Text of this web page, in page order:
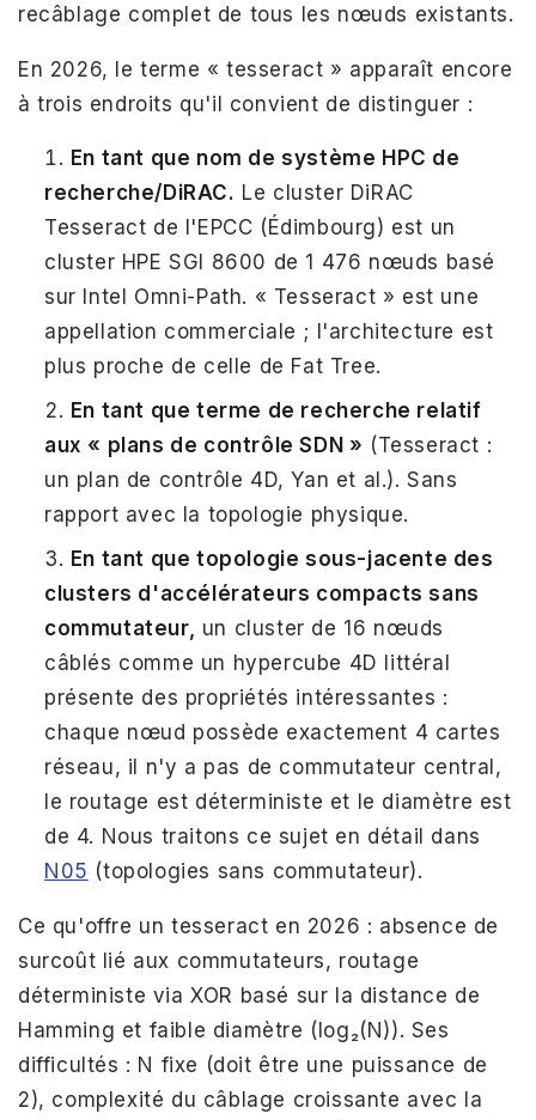
recâblage complet de tous les nœuds existants.
En 2026, le terme « tesseract » apparaît encore
à trois endroits qu'il convient de distinguer :
En tant que nom de système HPC de
recherche/DiRAC. Le cluster DiRAC
Tesseract de l'EPCC (Édimbourg) est un
cluster HPE SGI 8600 de 1 476 nœuds basé
sur Intel Omni-Path. « Tesseract » est une
appellation commerciale ; l'architecture est
plus proche de celle de Fat Tree.
En tant que terme de recherche relatif
aux « plans de contrôle SDN » (Tesseract :
un plan de contrôle 4D, Yan et al.). Sans
rapport avec la topologie physique.
En tant que topologie sous-jacente des
clusters d'accélérateurs compacts sans
commutateur, un cluster de 16 nœuds
câblés comme un hypercube 4D littéral
présente des propriétés intéressantes :
chaque nœud possède exactement 4 cartes
réseau, il n'y a pas de commutateur central,
le routage est déterministe et le diamètre est
de 4. Nous traitons ce sujet en détail dans
N05 (topologies sans commutateur).
Ce qu'offre un tesseract en 2026 : absence de
surcoût lié aux commutateurs, routage
déterministe via XOR basé sur la distance de
Hamming et faible diamètre (log₂(N)). Ses
difficultés : N fixe (doit être une puissance de
2), complexité du câblage croissante avec la